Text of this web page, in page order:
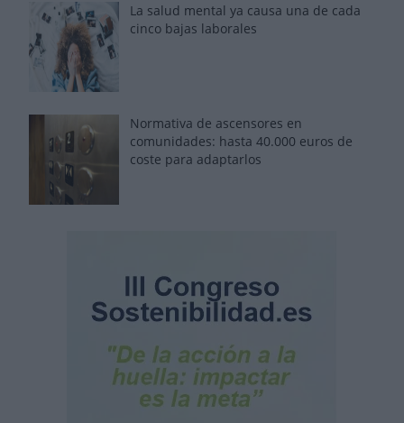
La salud mental ya causa una de cada
cinco bajas laborales
Normativa de ascensores en
comunidades: hasta 40.000 euros de
coste para adaptarlos